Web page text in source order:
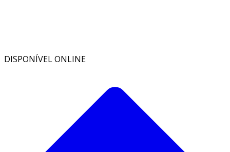
DISPONÍVEL ONLINE